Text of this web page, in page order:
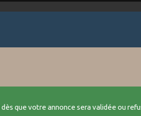
que votre annonce sera validée ou